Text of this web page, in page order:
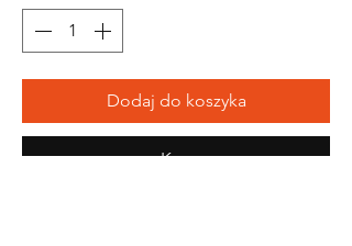
Dodaj do koszyka
Kup